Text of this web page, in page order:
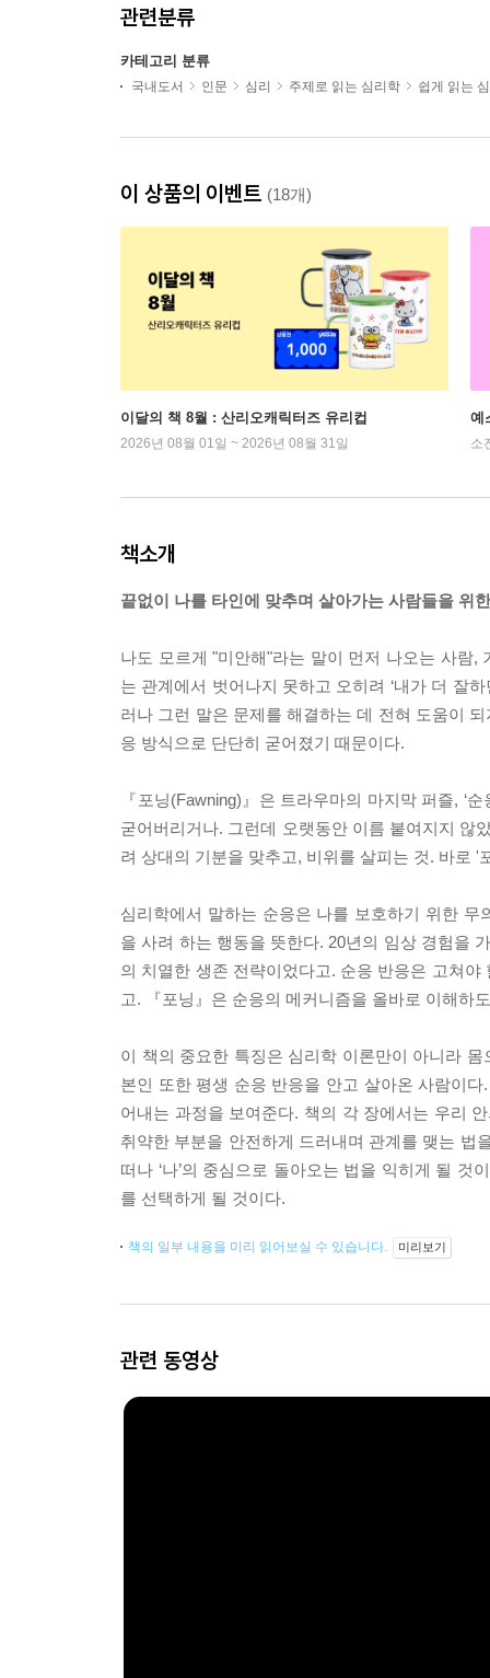
관련분류
카테고리 분류
국내도서 인문 심리 주제로 읽는 심리학 쉽게 읽는
이 상품의 이벤트 (18개)
이달의 책 8월 : 산리오캐릭터즈 유리컵
2026년 08월 01일 ~ 2026년 08월 31일
예
소
책소개
끝없이 나를 타인에 맞추며 살아가는 사람들을 위
나도 모르게 "미안해"라는 말이 먼저 나오는 사람
는 관계에서 벗어나지 못하고 오히려 ‘내가 더 잘
러나 그런 말은 문제를 해결하는 데 전혀 도움이
응 방식으로 단단히 굳어졌기 때문이다.
『포닝(Fawning)』은 트라우마의 마지막 퍼즐, ‘
굳어버리거나. 그런데 오랫동안 이름 붙여지지 않
려 상대의 기분을 맞추고, 비위를 살피는 것. 바로 '
심리학에서 말하는 순응은 나를 보호하기 위한
을 사려 하는 행동을 뜻한다. 20년의 임상 경험을
의 치열한 생존 전략이었다고. 순응 반응은 고쳐
고. 『포닝』은 순응의 메커니즘을 올바로 이해하
이 책의 중요한 특징은 심리학 이론만이 아니라
본인 또한 평생 순응 반응을 안고 살아온 사람이
어내는 과정을 보여준다. 책의 각 장에서는 우리
취약한 부분을 안전하게 드러내며 관계를 맺는 법
떠나 ‘나’의 중심으로 돌아오는 법을 익히게 될
를 선택하게 될 것이다.
책의 일부 내용을 미리 읽어보실 수 있습니다. 미리보기
관련 동영상